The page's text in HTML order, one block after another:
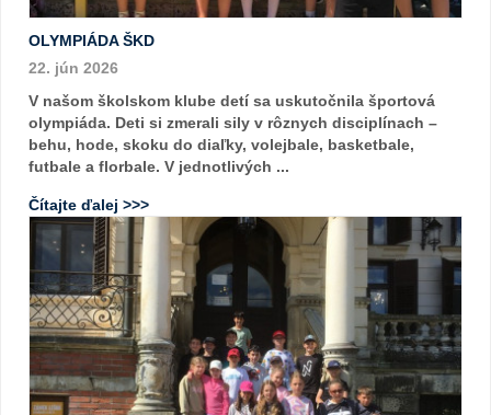
OLYMPIÁDA ŠKD
22. jún 2026
V našom školskom klube detí sa uskutočnila športová
olympiáda. Deti si zmerali sily v rôznych disciplínach –
behu, hode, skoku do diaľky, volejbale, basketbale,
futbale a florbale. V jednotlivých ...
Čítajte ďalej >>>